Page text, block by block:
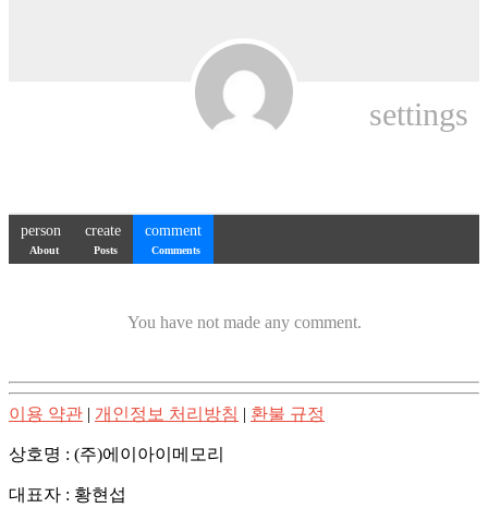
settings
person
About
create
Posts
comment
Comments
You have not made any comment.
이용 약관 | 개인정보 처리방침 | 환불 규정
상호명 : (주)에이아이메모리
대표자 : 황현섭